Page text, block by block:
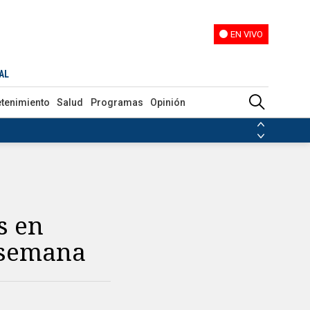
EN VIVO
Salud Programas Opinión
de las FARC
en